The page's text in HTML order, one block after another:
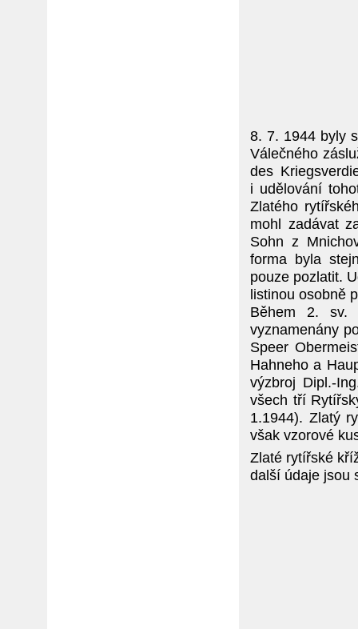
8. 7. 1944 byly
Válečného
des
i udělování
Zlatého
mohl zadávat
Sohn z
forma byla
pouze pozlatit.
listinou osobně
Během 2. sv.
vyznamenány
Speer
Hahneho a
výzbroj Dipl.-
všech tří
1.1944). Zlatý
však vzorové
Zlaté rytířské
další údaje jsou